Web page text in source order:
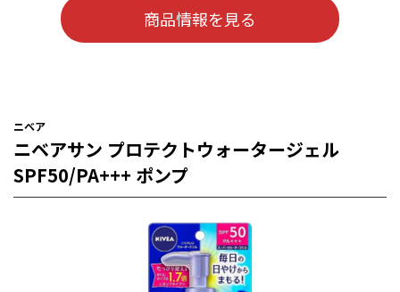
商品情報を見る
ニベア
ニベアサン プロテクトウォータージェル
SPF50/PA+++ ポンプ